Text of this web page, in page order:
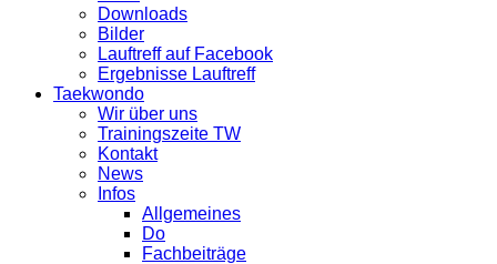
Downloads
Bilder
Lauftreff auf Facebook
Ergebnisse Lauftreff
Taekwondo
Wir über uns
Trainingszeite TW
Kontakt
News
Infos
Allgemeines
Do
Fachbeiträge